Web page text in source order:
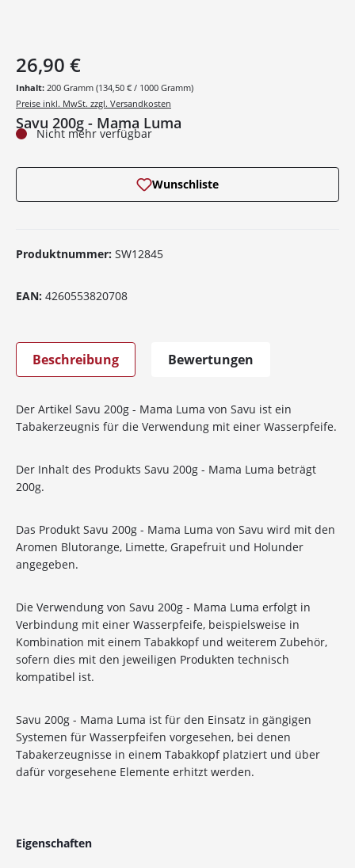
Savu 200g - Mama Luma
26,90 €
Inhalt: 200 Gramm (134,50 € / 1000 Gramm)
Preise inkl. MwSt. zzgl. Versandkosten
Nicht mehr verfügbar
Wunschliste
Produktnummer: SW12845
EAN: 4260553820708
Beschreibung Bewertungen
Der Artikel Savu 200g - Mama Luma von Savu ist ein
Tabakerzeugnis für die Verwendung mit einer Wasserpfeife.
Der Inhalt des Produkts Savu 200g - Mama Luma beträgt
200g.
Das Produkt Savu 200g - Mama Luma von Savu wird mit den
Aromen Blutorange, Limette, Grapefruit und Holunder
angegeben.
Die Verwendung von Savu 200g - Mama Luma erfolgt in
Verbindung mit einer Wasserpfeife, beispielsweise in
Kombination mit einem Tabakkopf und weiterem Zubehör,
sofern dies mit den jeweiligen Produkten technisch
kompatibel ist.
Savu 200g - Mama Luma ist für den Einsatz in gängigen
Systemen für Wasserpfeifen vorgesehen, bei denen
Tabakerzeugnisse in einem Tabakkopf platziert und über
dafür vorgesehene Elemente erhitzt werden.
Eigenschaften
10%Newsletter-Rabatt
auf deine Bestellung
Sichere dir jetzt 10% Rabatt* auf deine Bestellung
Entdecke eine große Auswahl an hochwertigen